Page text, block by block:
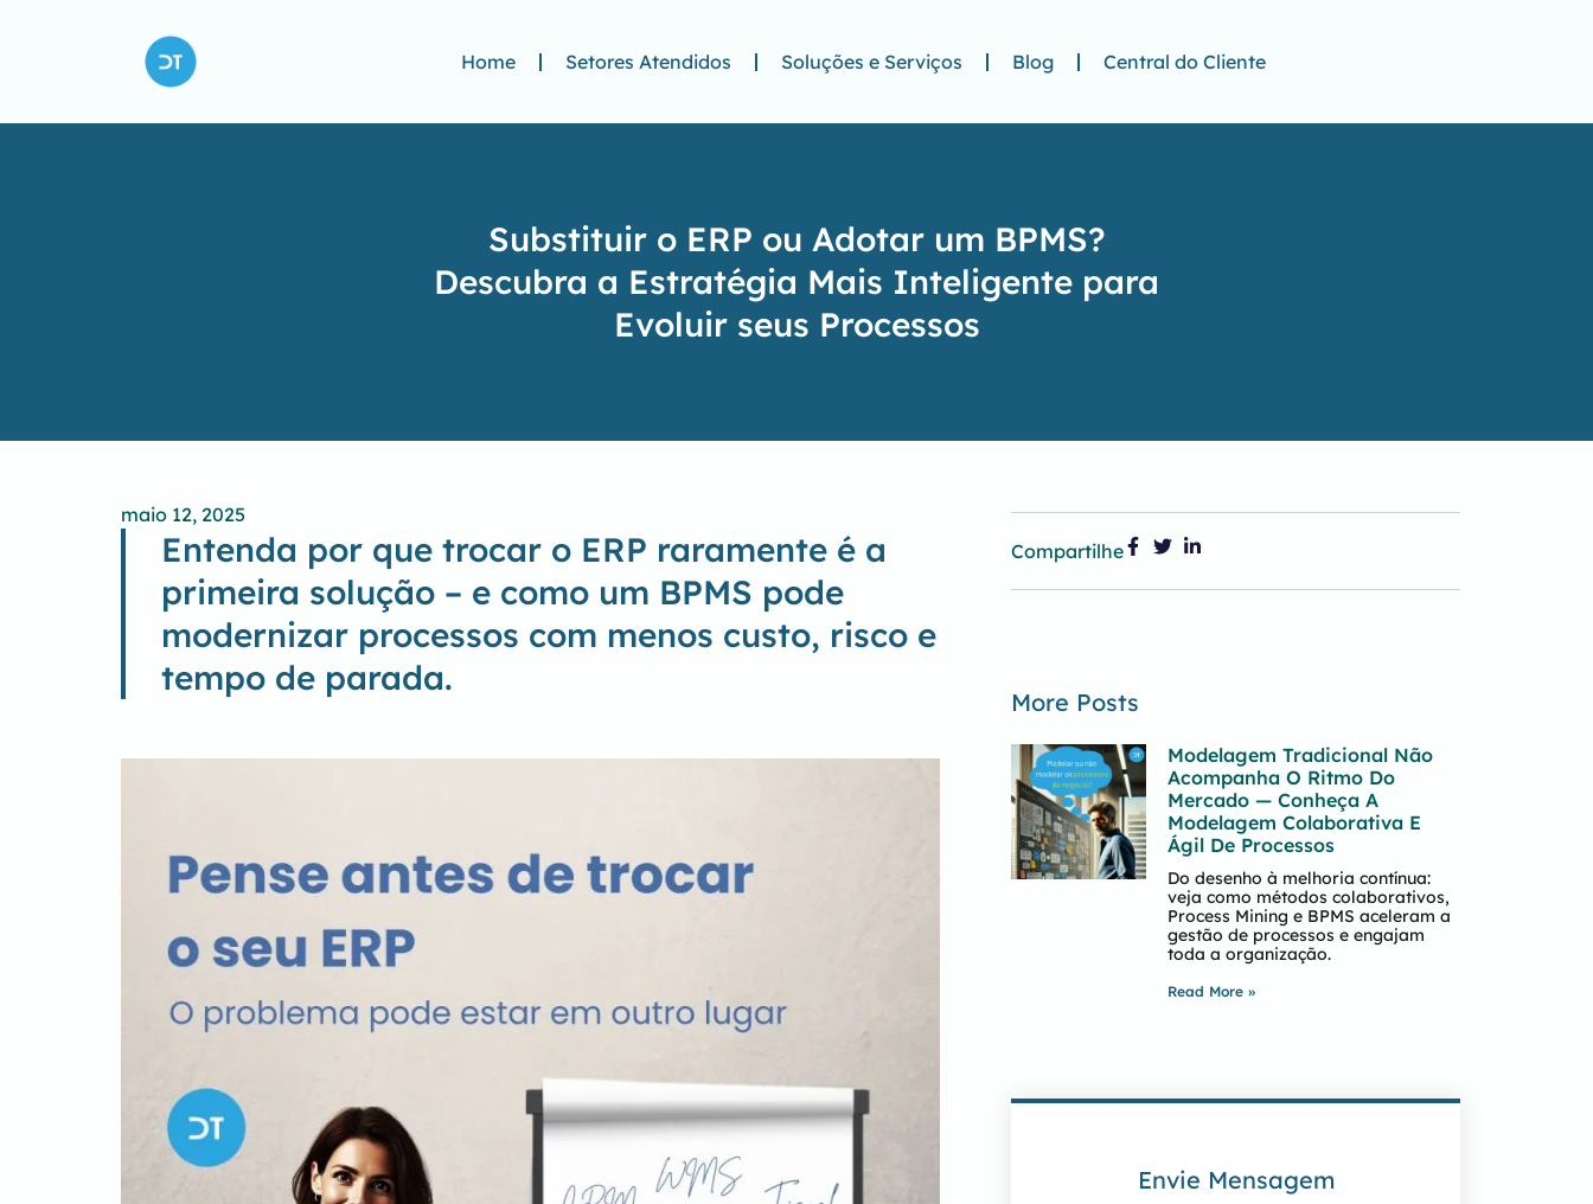
Home Setores Atendidos Soluções e Serviços Blog Central do Cliente
Substituir o ERP ou Adotar um BPMS?
Descubra a Estratégia Mais Inteligente para
Evoluir seus Processos
maio 12, 2025
Entenda por que trocar o ERP raramente é a
primeira solução – e como um BPMS pode
modernizar processos com menos custo, risco e
tempo de parada.
Compartilhe
More Posts
Modelagem Tradicional Não
Acompanha O Ritmo Do
Mercado — Conheça A
Modelagem Colaborativa E
Ágil De Processos
Do desenho à melhoria contínua:
veja como métodos colaborativos,
Process Mining e BPMS aceleram a
gestão de processos e engajam
toda a organização.
Read More »
Envie Mensagem